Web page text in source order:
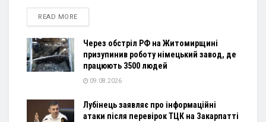
READ MOREDETAILS
Через обстріл РФ на Житомирщині
призупинив роботу німецький завод, де
працюють 3500 людей
09.08.2026
Лубінець заявляє про інформаційні
атаки після перевірок ТЦК на Закарпатті